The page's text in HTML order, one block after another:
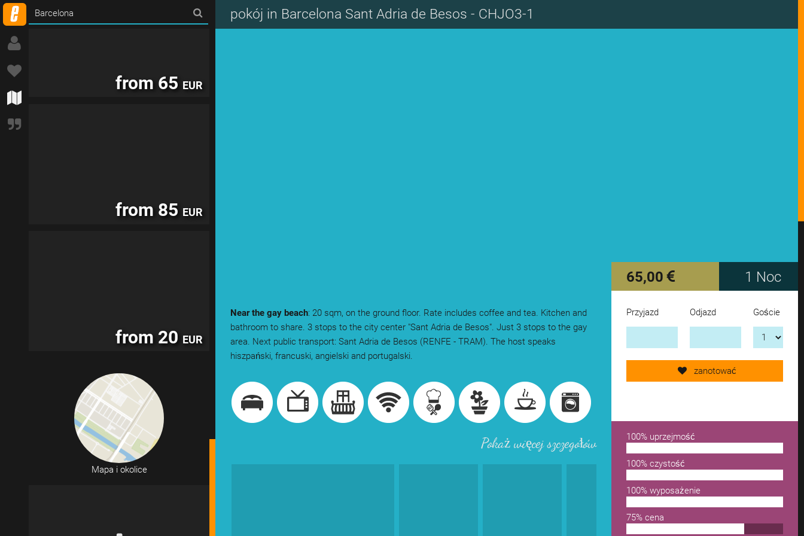
pokój in Barcelona Sant Adria de Besos - CHJO3-1
Near the gay beach: 20 sqm, on the ground floor. Rate includes coffee and tea. Kitchen and
bathroom to share. 3 stops to the city center "Sant Adria de Besos". Just 3 stops to the gay
area. Next public transport: Sant Adria de Besos (RENFE - TRAM). The host speaks
hiszpański, francuski, angielski and portugalski.
Pokaż więcej szczegółów
65,00 1 Noc
Przyjazd Odjazd Goście
zanotować
100% uprzejmość
100% czystość
100% wyposażenie
75% cena
from 65 EUR
from 85 EUR
from 20 EUR
Mapa i okolice